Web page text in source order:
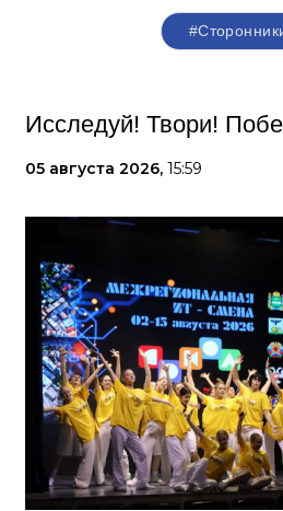
Исследуй! Твори!
05 августа 2026, 15:59